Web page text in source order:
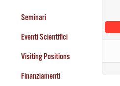
Seminari
Eventi Scientifici
Visiting Positions
Finanziamenti